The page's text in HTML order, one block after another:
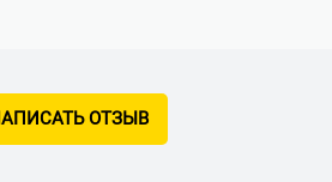
ОТЗЫВ